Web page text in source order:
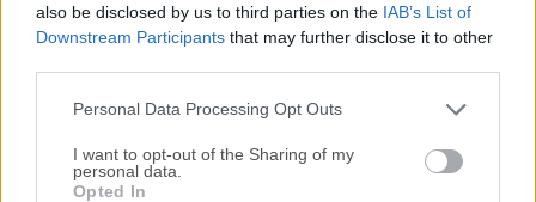
also be disclosed by us to third parties on the IAB’s List of
Downstream Participants that may further disclose it to other
Personal Data Processing Opt Outs
I want to opt-out of the Sharing of my
personal data.
Opted In
Si tienes alguna pregunta o idea que desees compartir